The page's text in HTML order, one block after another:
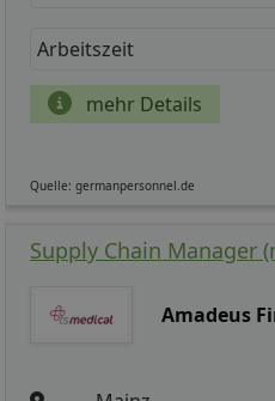
Arbeitszeit
mehr Details
Quelle: germanpersonnel.de
Supply Chain Manager
Amadeus